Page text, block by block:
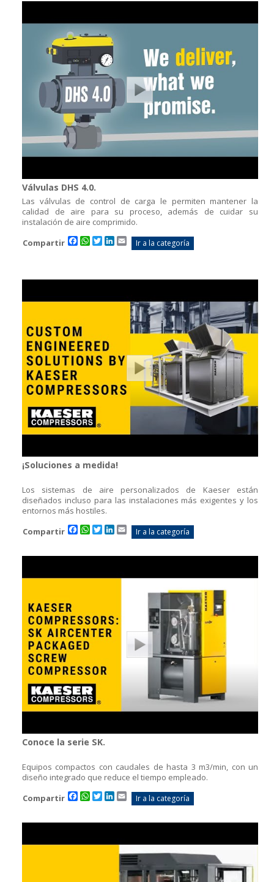
Válvulas DHS 4.0.
Las válvulas de control de carga le permiten mantener la
calidad de aire para su proceso, además de cuidar su
instalación de aire comprimido.
Compartir
Facebook
WhatsApp
TwitterLinkedIn
Email
Ir a la categoría
¡Soluciones a medida!
Los sistemas de aire personalizados de Kaeser están
diseñados incluso para las instalaciones más exigentes y los
entornos más hostiles.
Compartir
Facebook
WhatsApp
TwitterLinkedIn
Email
Ir a la categoría
Conoce la serie SK.
Equipos compactos con caudales de hasta 3 m3/min, con un
diseño integrado que reduce el tiempo empleado.
Compartir
Facebook
WhatsApp
TwitterLinkedIn
Email
Ir a la categoría